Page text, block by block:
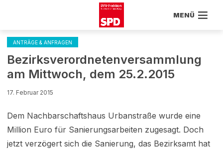
MENÜ
ANTRÄGE & ANFRAGEN
Bezirksverordnetenversammlung
am Mittwoch, dem 25.2.2015
17. Februar 2015
Dem Nachbarschaftshaus Urbanstraße wurde eine
Million Euro für Sanierungsarbeiten zugesagt. Doch
jetzt verzögert sich die Sanierung, das Bezirksamt hat